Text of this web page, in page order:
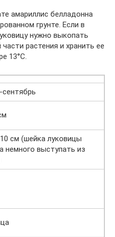
амариллис белладонна
грунте. Если в
нужно выкопать
растения и хранить ее
13°C.
сентябрь
см (шейка луковицы
немного выступать из